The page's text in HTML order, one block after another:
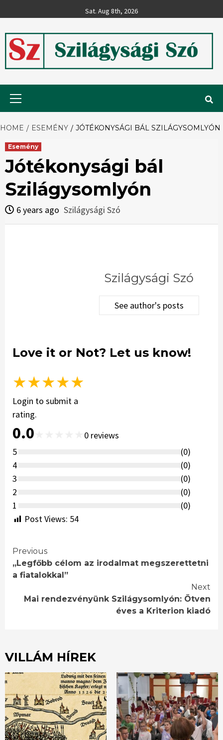
to
Sat. Aug 8th, 2026
Szilágysági
Szó
HOME ESEMÉNY JÓTÉKONYSÁGI BÁL SZILÁGYSOMLYÓN
Esemény
Jótékonysági bál
Szilágysomlyón
6 years ago Szilágysági Szó
Szilágysági Szó
See author's posts
Love it or Not? Let us know!
★★★★★
Login to submit a
rating.
0.0 0 reviews
5
(0)
4
(0)
3
(0)
2
(0)
1
(0)
Post Views: 54
Continue
Reading
Previous
,,Legfőbb célom az irodalmat megszerettetni
a fiatalokkal”
Next
Mai rendezvényünk Szilágysomlyón: Ötven
éves a Kriterion kiadó
VILLÁM HÍREK